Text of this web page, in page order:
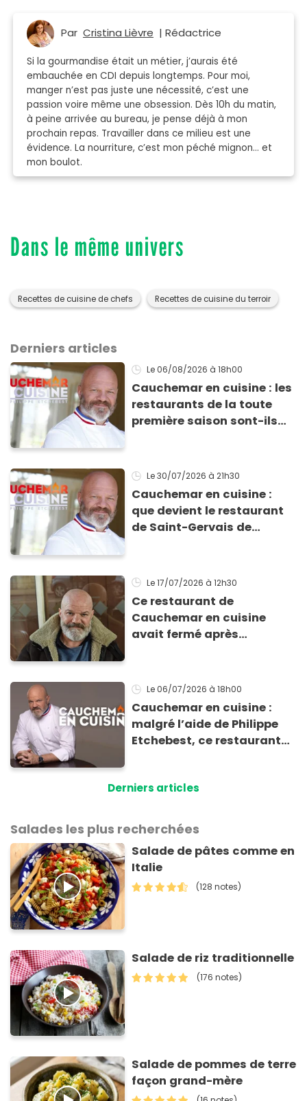
Par Cristina Lièvre | Rédactrice
Si la gourmandise était un métier, j’aurais été
embauchée en CDI depuis longtemps. Pour moi,
manger n’est pas juste une nécessité, c’est une
passion voire même une obsession. Dès 10h du matin,
à peine arrivée au bureau, je pense déjà à mon
prochain repas. Travailler dans ce milieu est une
évidence. La nourriture, c’est mon péché mignon… et
mon boulot.
Dans le même univers
Recettes de cuisine de chefs Recettes de cuisine du terroir
Derniers articles
Le 06/08/2026 à 18h00
Cauchemar en cuisine : les
restaurants de la toute
première saison sont-ils
Le 30/07/2026 à 21h30
Cauchemar en cuisine :
que devient le restaurant
de Saint-Gervais de
Etchebest ?
Le 17/07/2026 à 12h30
Ce restaurant de
Cauchemar en cuisine
avait fermé après
patron !
Le 06/07/2026 à 18h00
Cauchemar en cuisine :
malgré l’aide de Philippe
Etchebest, ce restaurant
Derniers articles
Salades les plus recherchées
Salade de pâtes comme en
Italie
(128 notes)
Salade de riz traditionnelle
(176 notes)
Salade de pommes de terre
façon grand-mère